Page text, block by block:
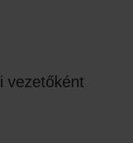
vezetőként